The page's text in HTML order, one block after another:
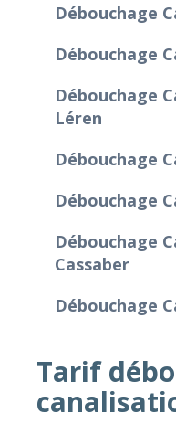
Débouchage
Débouchage
Débouchage
Léren
Débouchage
Débouchage
Débouchage
Cassaber
Débouchage
Tarif